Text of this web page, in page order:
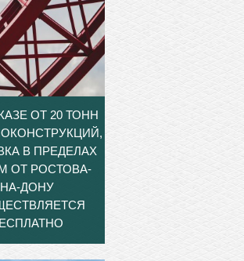
ОТ 20 ТОНН
В ПРЕДЕЛАХ
ОТ РОСТОВА-
НА-ДОНУ